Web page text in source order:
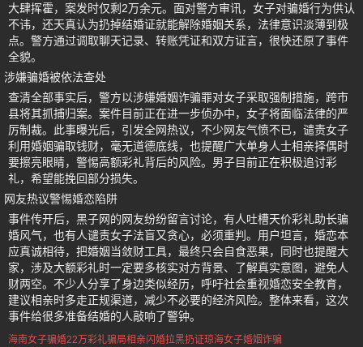
大肆挥霍，案发时仅剩2万余元。面对警方审讯，女子对骗婚行为供认
不讳，还天真认为扔掉结婚证就能解除婚姻关系，法律意识淡薄到极
点。警方通过调取聊天记录、转账凭证和双方证言，很快还原了事件
全貌。
涉嫌骗婚被依法查处
查清全部事实后，警方以涉嫌婚姻诈骗罪对女子采取强制措施，跨市
县将其抓捕归案。案件目前正在进一步侦办中，女子将面临法律的严
厉制裁。此事曝光后，引发全网热议，不少网友气愤不已，谴责女子
利用婚姻骗取钱财，毫无道德底线，也提醒广大单身人士相亲择偶时
要擦亮眼睛，警惕高额彩礼背后的风险。男子目前正在积极追讨彩
礼，希望能挽回部分损失。
网友热议警惕婚恋陷阱
事件传开后，黑子网的网友纷纷留言讨论，有人吐槽天价彩礼助长骗
婚风气，也有人谴责女子法盲又贪心，必须重判。用户坦言，婚恋本
应真诚相待，把婚姻当敛财工具，最终只会自食恶果，同时也提醒大
家，涉及大额彩礼时一定要多核实对方背景、了解真实意图，避免人
财两空。不少人分享了身边类似经历，呼吁社会重视婚恋安全教育，
建议相亲时多走正规渠道，减少不必要的经济风险。整体来看，这次
事件给很多准备结婚的人敲响了警钟。
海南女子骗婚22万彩礼骗局相亲闪婚拉黑扔证琼海女子婚姻诈骗